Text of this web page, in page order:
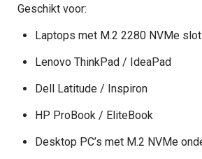
Geschikt voor:
Laptops met M.2 2280 NVMe slot
Lenovo ThinkPad / IdeaPad
Dell Latitude / Inspiron
HP ProBook / EliteBook
Desktop PC’s met M.2 NVMe